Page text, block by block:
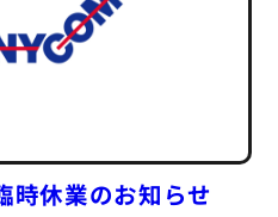
時休業のお知らせ